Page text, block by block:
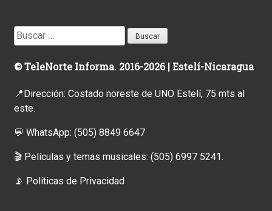
Buscar:
© TeleNorte Informa. 2016-2026 | Estelí-Nicaragua
📍Dirección: Costado noreste de UNO Estelí, 75 mts al
este.
💬 WhatsApp: (505) 8849 6647
🎬 Películas y temas musicales: (505) 6997 5241.
📡 Políticas de Privacidad